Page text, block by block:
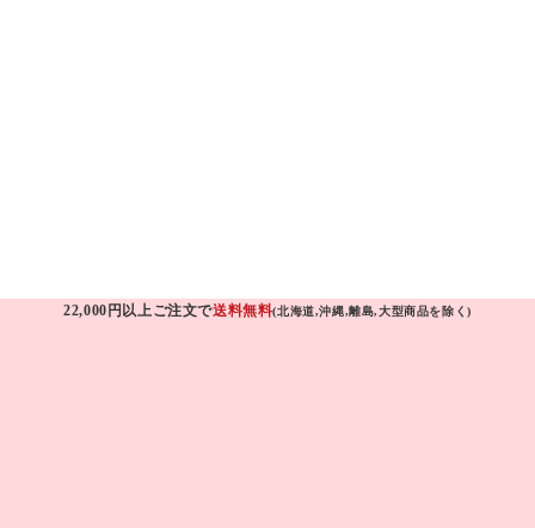
22,000円以上ご注文で送料無料(北海道,沖縄,離島,大型商品を除く)